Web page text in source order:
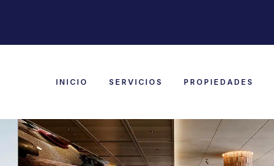
INICIO SERVICIOS PROPIEDADES